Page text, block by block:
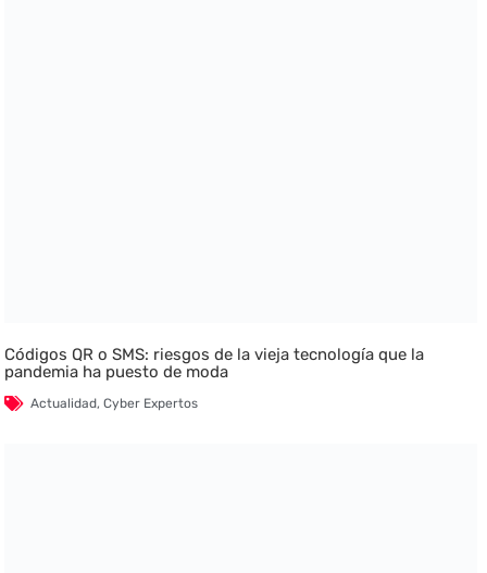
Códigos QR o SMS: riesgos de la vieja tecnología que la
pandemia ha puesto de moda
Actualidad,Cyber Expertos